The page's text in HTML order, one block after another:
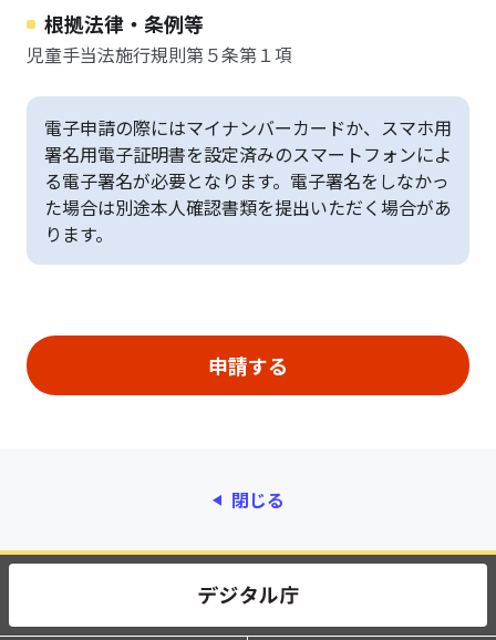
根拠法律・条例等
児童手当法施行規則第５条第１項
電子申請の際にはマイナンバーカードか、スマホ用
署名用電子証明書を設定済みのスマートフォンによ
る電子署名が必要となります。電子署名をしなかっ
た場合は別途本人確認書類を提出いただく場合があ
ります。
閉じる